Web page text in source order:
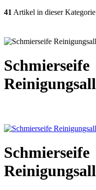
41 Artikel in dieser Kategorie
Schmierseife
Schmierseife